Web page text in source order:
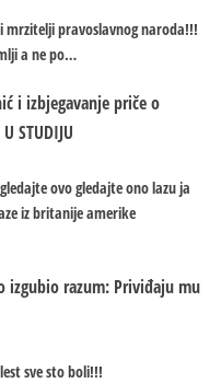
mrzitelji pravoslavnog naroda!!!
a ne po…
i izbjegavanje priče o
STUDIJU
ovo gledajte ono lazu ja
iz britanije amerike
izgubio razum: Priviđaju mu
sve sto boli!!!